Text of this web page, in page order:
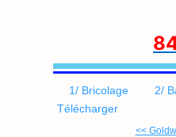
8
1/ Bricolage 2/
Télécharger
<<